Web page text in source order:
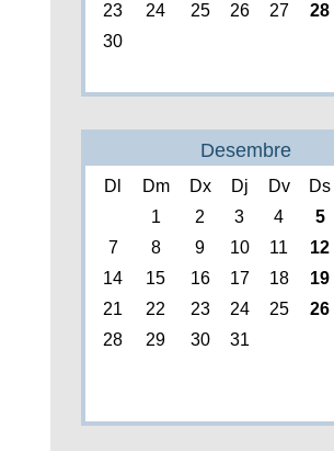
23
24 25 26 27 28
30
Desembre
Dl Dm Dx Dj Dv Ds
1
2 3 4 5
7
8 9 10 11 12
14
15 16 17 18 19
21
22 23 24 25 26
28
29 30 31